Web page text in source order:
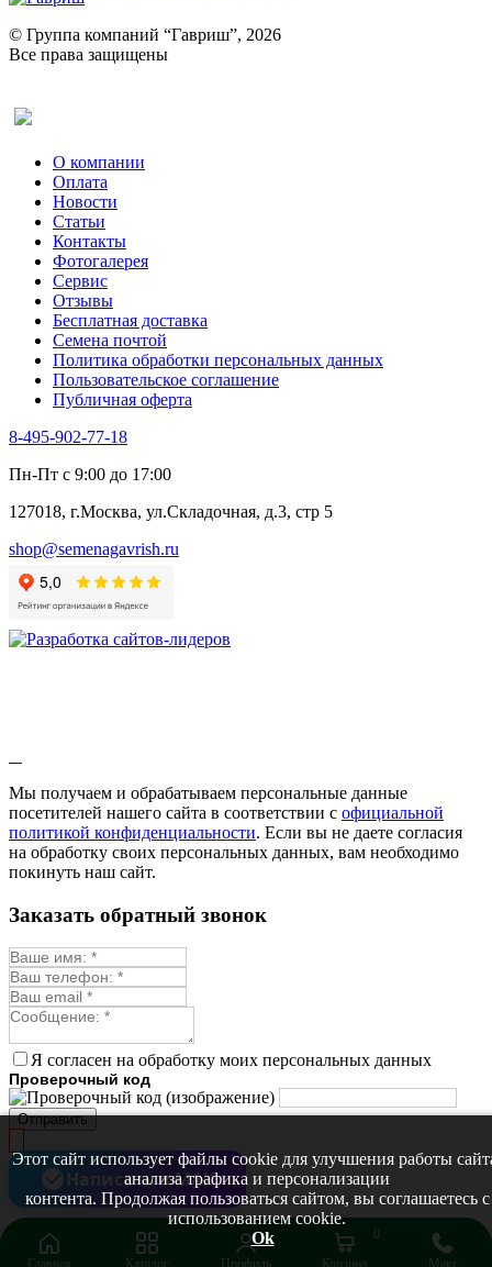
Ревень
Рукола
Рута
Тмин
Трава для чая
Туласи
Укроп
Фенхель пряный
Хризантема овощная
Цикорий пряный
Цикорий салатный (Витлуф)
Черемша
Шпинат
Щавель
Эндивий
Эстрагон
Алтей
Бессмертник
Валериана
Валерианелла
Гибискус лекарственный
Девясил
Душица
Змееголовник
Мыльнянка
Мята
Овсяный корень
Огуречная трава
Пустырник
Репешок
Синюха
Смесь лекарственных
Стевия
Тимьян ползучий (чабрец)
Фенхель лекарственный
Цикорий лекарственный
Череда лекарственная
Чернокорень
Шалфей
Семена ягод
Брусника
Голубика
© Группа компаний “Гавриш”, 2026
Все права защищены
О компании
Оплата
Новости
Статьи
Контакты
Фотогалерея​
Сервис
Отзывы
Бесплатная доставка
Семена почтой
Политика обработки персональных данных
Пользовательское соглашение
Публичная оферта
8-495-902-77-18
Пн-Пт с 9:00 до 17:00
127018, г.Москва, ул.Складочная, д.3, стр 5
shop@semenagavrish.ru
Мы получаем и обрабатываем персональные данные
посетителей нашего сайта в соответствии с официальной
политикой конфиденциальности. Если вы не даете согласия
на обработку своих персональных данных, вам необходимо
покинуть наш сайт.
Этот сайт использует файлы cookie для улучшения работы
анализа трафика и персонализации
контента. Продолжая пользоваться сайтом, вы соглашаетесь с
использованием cookie.
Ok
Заказать обратный звонок
Я согласен на обработку моих персональных данных
Проверочный код
Отправить
Главная Каталог Профиль
0
Корзина
Макс
Написать в MAX